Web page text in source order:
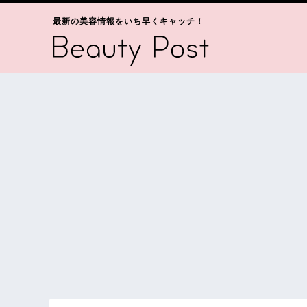
最新の美容情報をいち早くキャッチ！